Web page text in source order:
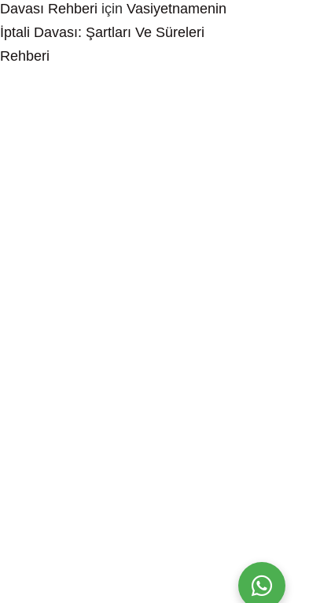
Davası Rehberi için Vasiyetnamenin
İptali Davası: Şartları Ve Süreleri
Rehberi